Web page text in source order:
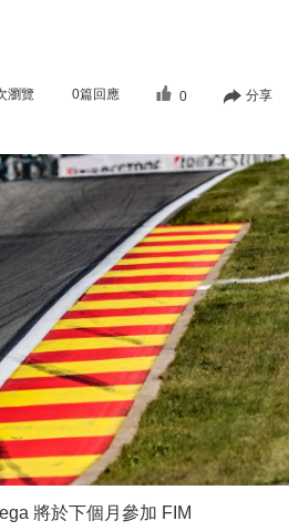
瀏覽 0篇回應 0 分享
將於下個月參加 FIM